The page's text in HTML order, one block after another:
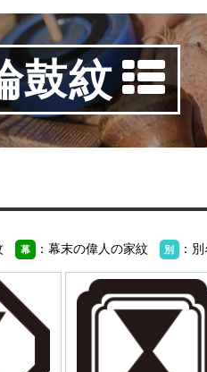
鼓紋
幕 ：幕末の偉人の家紋 別 ：